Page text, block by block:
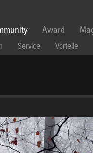
Award
Service Vorteile